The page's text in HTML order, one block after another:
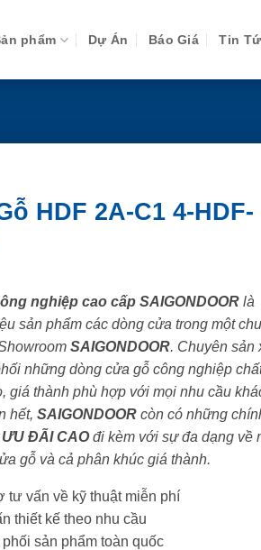
phẩm Dự Án Báo Giá Tin
HDF 2A-C1 4-HDF-
nghiệp cao cấp SAIGONDOORlà
sản phẩm các dòng cửa trong một
SAIGONDOOR. Chuyên sản
những dòng cửa gỗ công nghiệp
giá thành phù hợp với mọi nhu cầu
hết, SAIGONDOORcòn có những
ƯU ĐÃI CAOđi kèm với sự đa dạng về
gỗ và cả phân khúc giá thành.
tư vấn về kỹ thuật miễn phí
thiết kế theo nhu cầu
phối sản phẩm toàn quốc